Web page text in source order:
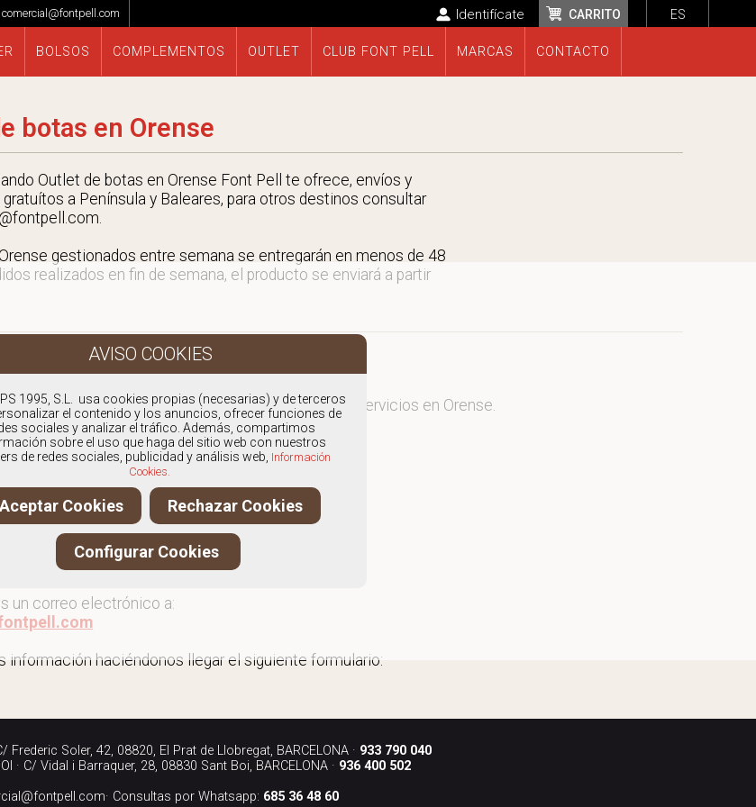
ES
comercial@fontpell.com CARRITO
Identifícate
BOLSOS COMPLEMENTOS OUTLET CLUB FONT PELL MARCAS CONTACTO
botas en Orense
Outlet de botas en Orense Font Pell te ofrece, envíos y
a Península y Baleares, para otros destinos consultar
gestionados entre semana se entregarán en menos de 48
realizados en fin de semana, el producto se enviará a partir
en Outlet de botas , y ofrecemos nuestros servicios en Orense.
de botas
llamándonos a los teléfonos:
un correo electrónico a:
información haciéndonos llegar el siguiente formulario:
Frederic Soler, 42, 08820, El Prat de Llobregat, BARCELONA · 933 790 040
· C/ Vidal i Barraquer, 28, 08830 Sant Boi, BARCELONA · 936 400 502
· Consultas por Whatsapp: 685 36 48 60
1995, S.L. usa cookies propias (necesarias) y de terceros
el contenido y los anuncios, ofrecer funciones de
sociales y analizar el tráfico. Además, compartimos
sobre el uso que haga del sitio web con nuestros
de redes sociales, publicidad y análisis web, Información
Cookies.
Aceptar Cookies Rechazar Cookies
Configurar Cookies